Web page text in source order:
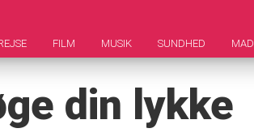
FILM MUSIK SUNDHED MAD
din lykke